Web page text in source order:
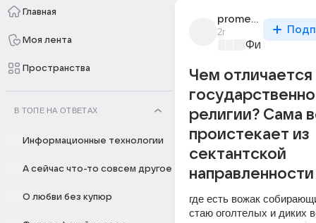
Главная
Моя лента
Пространства
В ТОПЕ НА ОТВЕТАХ
Информационные технологии
А сейчас что-то совсем другое
О любви без купюр
prometheus777
2г
Чем отличается
религии? Сама
проистекает из
сектантской
направленности
где есть вожак
стаю оголтелых и диких